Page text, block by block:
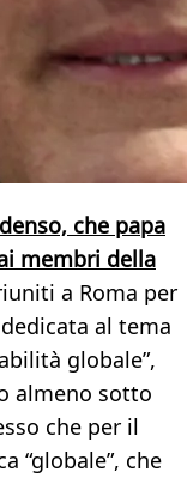
che papa
membri della
a Roma per
al tema
globale”,
almeno sotto
che per il
“globale”, che